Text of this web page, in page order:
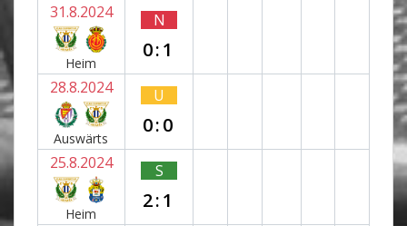
31.8.2024
Heim
N
0:1
28.8.2024
Auswärts
U
0:0
25.8.2024
Heim
S
2:1